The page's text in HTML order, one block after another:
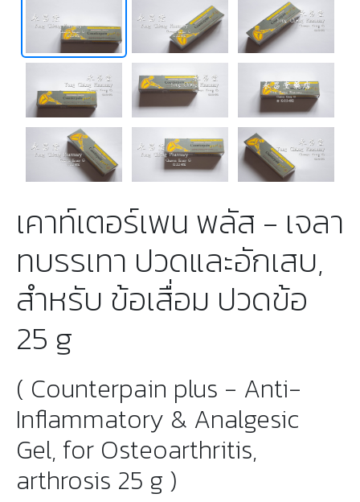
เคาท์เตอร์เพน พลัส - เจลา
ทบรรเทา ปวดและอักเสบ,
สำหรับ ข้อเสื่อม ปวดข้อ
25 g
( Counterpain plus - Anti-
Inflammatory & Analgesic
Gel, for Osteoarthritis,
arthrosis 25 g )